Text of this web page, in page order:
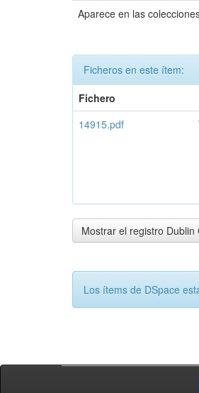
Aparece en las
Ficheros en este ítem:
Fichero
14915.pdf
Mostrar el registro
Los ítems de DSpace